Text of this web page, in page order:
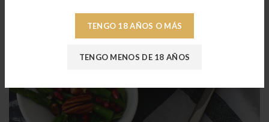
TENGO 18 AÑOS O MÁS
TENGO MENOS DE 18 AÑOS